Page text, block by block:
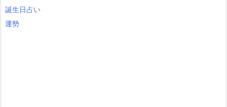
誕生日占い
運勢